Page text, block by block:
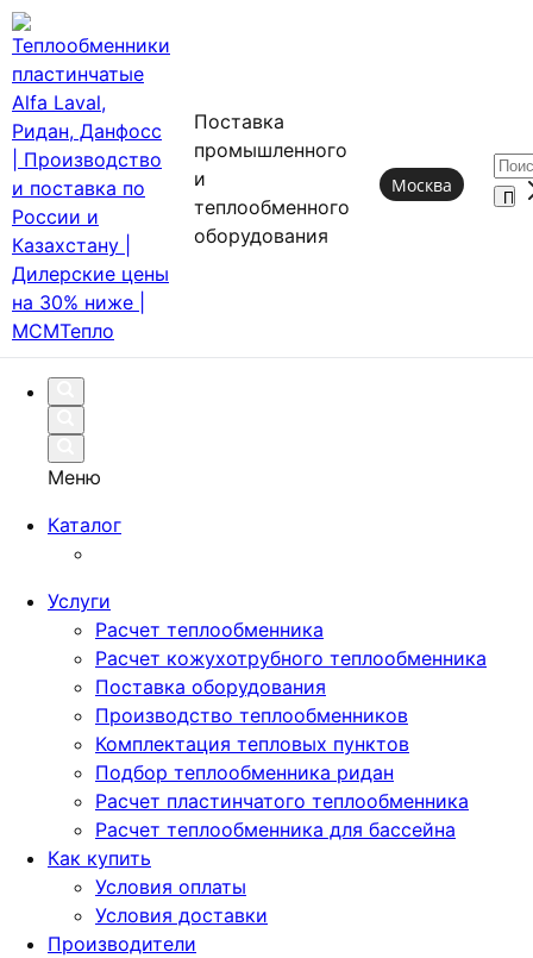
Поставка
промышленного
и
теплообменного
оборудования
Москва
Меню
Каталог
Услуги
Расчет теплообменника
Расчет кожухотрубного теплообменника
Поставка оборудования
Производство теплообменников
Комплектация тепловых пунктов
Подбор теплообменника ридан
Расчет пластинчатого теплообменника
Расчет теплообменника для бассейна
Как купить
Условия оплаты
Условия доставки
Производители